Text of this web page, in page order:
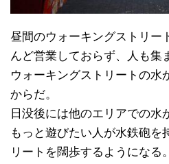
昼間のウォーキングストリー
んど営業しておらず、人も集
ウォーキングストリートの水
からだ。
日没後には他のエリアでの水
もっと遊びたい人が水鉄砲を
リートを闊歩するようになる。